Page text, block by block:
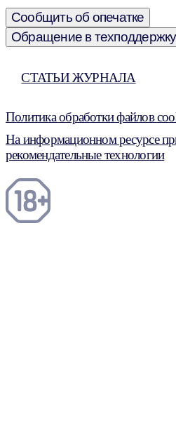
Сообщить об опечатке
Обращение в техподдержку
СТАТЬИ ЖУРНАЛА
Политика обработки файлов
На информационном ресурсе
рекомендательные технологии